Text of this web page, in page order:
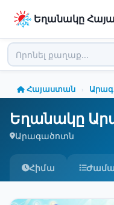
Եղանակը
Հայաստան ›
Եղանակը
Արագածոտն
Հիմա